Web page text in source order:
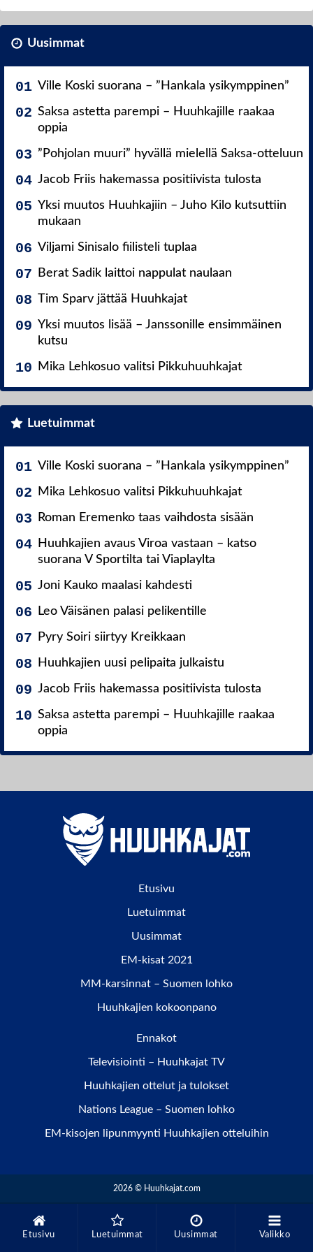
Etusivu Luetuimmat Uusimmat Valikko
Uusimmat
Ville Koski suorana – ”Hankala ysikymppinen”
Saksa astetta parempi – Huuhkajille raakaa
oppia
”Pohjolan muuri” hyvällä mielellä Saksa-otteluun
Jacob Friis hakemassa positiivista tulosta
Yksi muutos Huuhkajiin – Juho Kilo kutsuttiin
mukaan
Viljami Sinisalo fiilisteli tuplaa
Berat Sadik laittoi nappulat naulaan
Tim Sparv jättää Huuhkajat
Yksi muutos lisää – Janssonille ensimmäinen
kutsu
Mika Lehkosuo valitsi Pikkuhuuhkajat
Luetuimmat
Ville Koski suorana – ”Hankala ysikymppinen”
Mika Lehkosuo valitsi Pikkuhuuhkajat
Roman Eremenko taas vaihdosta sisään
Huuhkajien avaus Viroa vastaan – katso
suorana V Sportilta tai Viaplaylta
Joni Kauko maalasi kahdesti
Leo Väisänen palasi pelikentille
Pyry Soiri siirtyy Kreikkaan
Huuhkajien uusi pelipaita julkaistu
Jacob Friis hakemassa positiivista tulosta
Saksa astetta parempi – Huuhkajille raakaa
oppia
Etusivu
Luetuimmat
Uusimmat
EM-kisat 2021
MM-karsinnat – Suomen lohko
Huuhkajien kokoonpano
Ennakot
Televisiointi – Huuhkajat TV
Huuhkajien ottelut ja tulokset
Nations League – Suomen lohko
EM-kisojen lipunmyynti Huuhkajien otteluihin
2026 © Huuhkajat.com